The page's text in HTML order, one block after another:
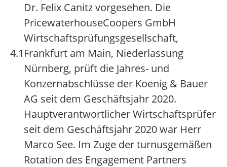
4.1
Dr. Felix Canitz vorgesehen. Die
PricewaterhouseCoopers GmbH
Wirtschaftsprüfungsgesellschaft,
Frankfurt am Main, Niederlassung
Nürnberg, prüft die Jahres- und
Konzernabschlüsse der Koenig & Bauer
AG seit dem Geschäftsjahr 2020.
Hauptverantwortlicher Wirtschaftsprüfer
seit dem Geschäftsjahr 2020 war Herr
Marco See. Im Zuge der turnusgemäßen
Rotation des Engagement Partners